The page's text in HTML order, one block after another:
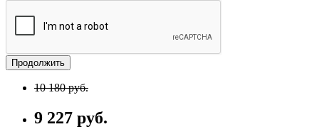
Продолжить
10 180 руб.
9 227 руб.